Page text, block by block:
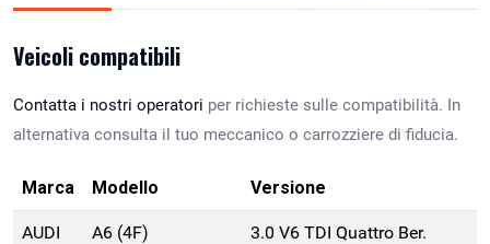
Veicoli compatibili
Contatta i nostri operatori per richieste sulle compatibilità. In
alternativa consulta il tuo meccanico o carrozziere di fiducia.
Marca Modello Versione
AUDI
A6 (4F)
3.0 V6 TDI Quattro Ber.